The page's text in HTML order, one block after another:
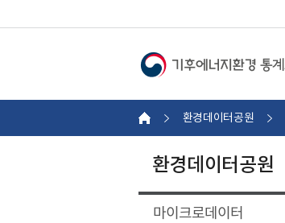
환경데이터공원
환경데이터공원
마이크로데이터